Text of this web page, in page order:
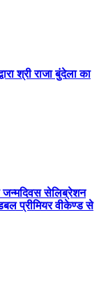
श्री राजा बुंदेला का
जन्मदिवस सेलिब्रेशन
प्रीमियर वीकेण्ड से